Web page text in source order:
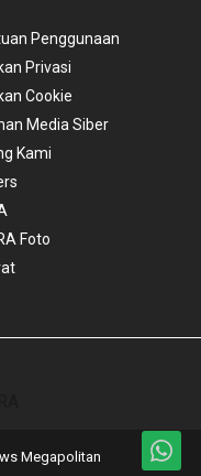
Penggunaan
Privasi
Cookie
Media Siber
Kami
Foto
Megapolitan